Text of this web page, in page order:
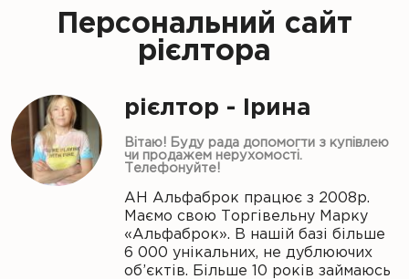
Персональний сайт
рієлтора
рієлтор - Ірина
Вітаю! Буду рада допомогти з купівлею
чи продажем нерухомості.
Телефонуйте!
АН Альфаброк працює з 2008р.
Маємо свою Торгівельну Марку
«Альфаброк». В нашій базі більше
6 000 унікальних, не дублюючих
об’єктів. Більше 10 років займаюсь